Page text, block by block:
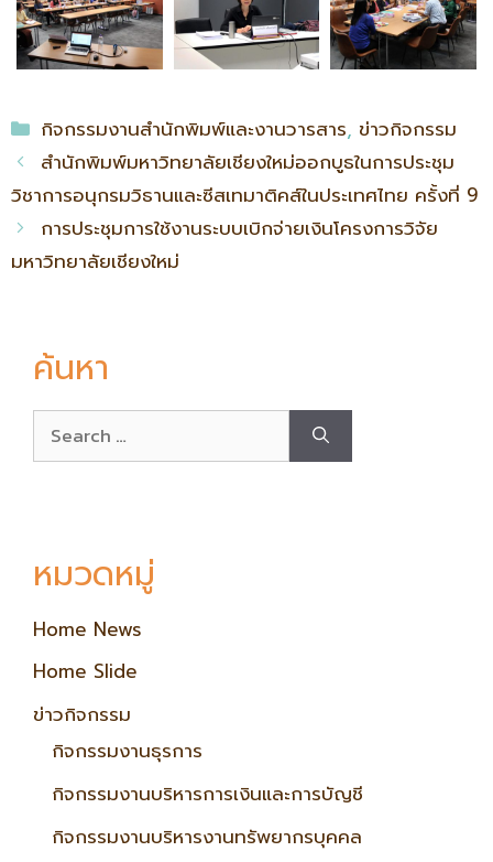
กิจกรรมงานสำนักพิมพ์และงานวารสาร, ข่าวกิจกรรม
สำนักพิมพ์มหาวิทยาลัยเชียงใหม่ออกบูธในการประชุม
วิชาการอนุกรมวิธานและซีสเทมาติคส์ในประเทศไทย ครั้งที่ 9
การประชุมการใช้งานระบบเบิกจ่ายเงินโครงการวิจัย
มหาวิทยาลัยเชียงใหม่
ค้นหา
หมวดหมู่
Home News
Home Slide
ข่าวกิจกรรม
กิจกรรมงานธุรการ
กิจกรรมงานบริหารการเงินและการบัญชี
กิจกรรมงานบริหารงานทรัพยากรบุคคล